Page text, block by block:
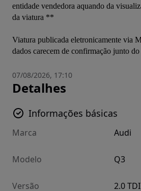
entidade vendedora aquando da
da viatura **
Viatura publicada eletronicamente via
dados carecem de confirmação junto do
07/08/2026, 17:10
Detalhes
Informações básicas
Marca Audi
Modelo Q3
Versão 2.0